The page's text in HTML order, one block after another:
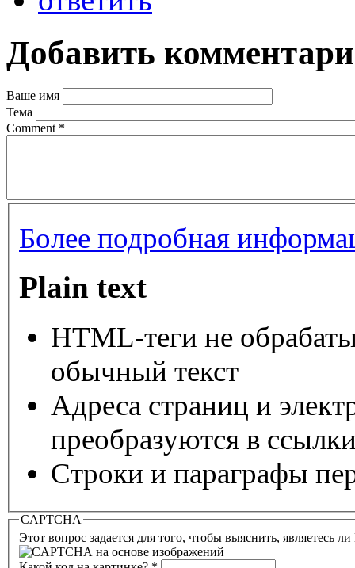
Добавить
Ваше имя
Тема
Comment *
Более подробная
Plain text
HTML-теги не
обычный текст
Адреса страниц и
преобразуются в
Строки и параграфы
CAPTCHA
Этот вопрос задается для того, чтобы выяснить, являетесь